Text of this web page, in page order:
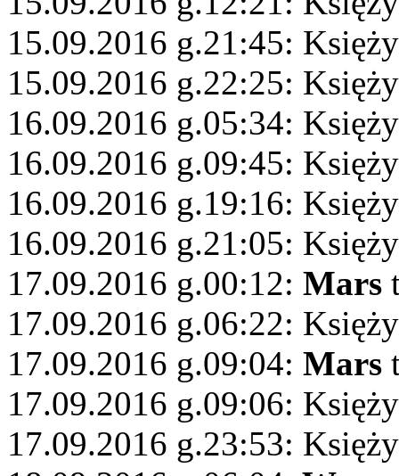
15.09.2016 g.21:45:
15.09.2016 g.22:25:
16.09.2016 g.05:34:
16.09.2016 g.09:45:
16.09.2016 g.19:16:
16.09.2016 g.21:05:
17.09.2016 g.00:12: Mars
17.09.2016 g.06:22:
17.09.2016 g.09:04: Mars
17.09.2016 g.09:06:
17.09.2016 g.23:53: